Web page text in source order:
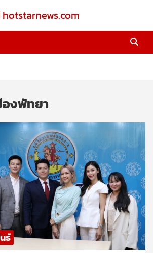
ส์ hotstarnews.com
องพัทยา
ธ์